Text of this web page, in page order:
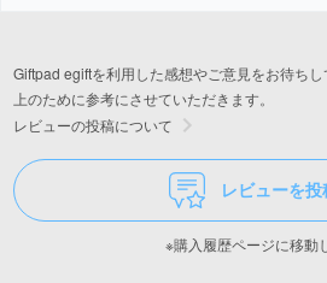
Giftpad egiftを利用した感想やご意見をお待ち
上のために参考にさせていただきます。
レビューの投稿について
レビューを
※購入履歴ページに移動